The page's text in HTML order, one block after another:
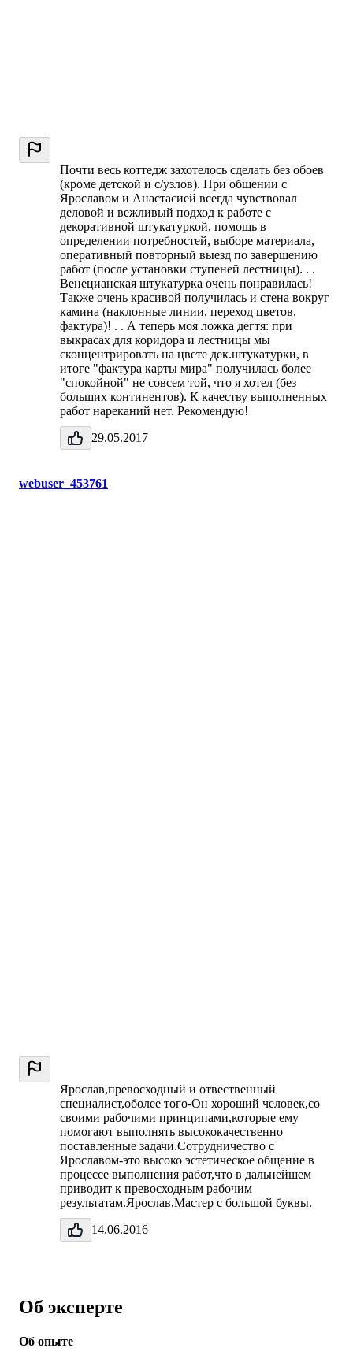
Почти весь коттедж захотелось сделать без обоев
(кроме детской и с/узлов). При общении с
Ярославом и Анастасией всегда чувствовал
деловой и вежливый подход к работе с
декоративной штукатуркой, помощь в
определении потребностей, выборе материала,
оперативный повторный выезд по завершению
работ (после установки ступеней лестницы). . .
Венецианская штукатурка очень понравилась!
Также очень красивой получилась и стена вокруг
камина (наклонные линии, переход цветов,
фактура)! . . А теперь моя ложка дегтя: при
выкрасах для коридора и лестницы мы
сконцентрировать на цвете дек.штукатурки, в
итоге "фактура карты мира" получилась более
"спокойной" не совсем той, что я хотел (без
больших континентов). К качеству выполненных
работ нареканий нет. Рекомендую!
29.05.2017
webuser_453761
Ярослав,превосходный и отвественный
специалист,оболее того-Он хороший человек,со
своими рабочими принципами,которые ему
помогают выполнять высококачественно
поставленные задачи.Сотрудничество с
Ярославом-это высоко эстетическое общение в
процессе выполнения работ,что в дальнейшем
приводит к превосходным рабочим
результатам.Ярослав,Мастер с большой буквы.
14.06.2016
Об эксперте
Об опыте